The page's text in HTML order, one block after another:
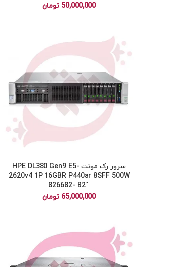
50,000,000 تومان
سرور رک مونت HPE DL380 Gen9 E5-
2620v4 1P 16GBR P440ar 8SFF 500W
826682- B21
65,000,000 تومان